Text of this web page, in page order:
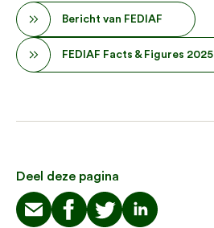
Bericht van FEDIAF
FEDIAF Facts & Figures 2025
Deel deze pagina